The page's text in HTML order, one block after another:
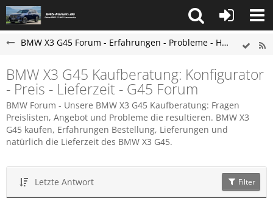
BMW X3 G45 Forum - Erfahrungen - Probleme - Hilfe
BMW X3 G45 Kaufberatung: Konfigurator
- Preis - Lieferzeit - G45 Forum
BMW Forum - Unsere BMW X3 G45 Kaufberatung: Fragen
Preislisten, Angebot und Probleme die resultieren. BMW X3
G45 kaufen, Erfahrungen Bestellung, Lieferungen und
natürlich die Lieferzeit des BMW X3 G45.
Letzte Antwort Filter